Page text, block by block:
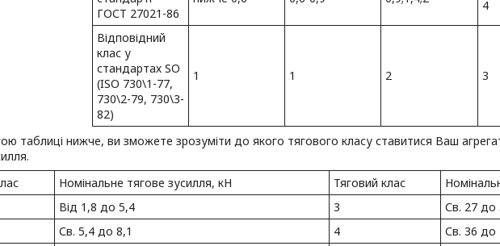
ГОСТ 27021-86
4
Відповідний
клас у
стандартах SO
(ISO 730\1-77,
730\2-79, 730\3-
82)
1 1 2 3
таблиці нижче, ви зможете зрозуміти до якого тягового класу ставитися Ваш
Номінальне тягове зусилля, кН Тяговий клас
Від 1,8 до 5,4 3
Св. 27 до
Св. 5,4 до 8,1 4
Св. 36 до